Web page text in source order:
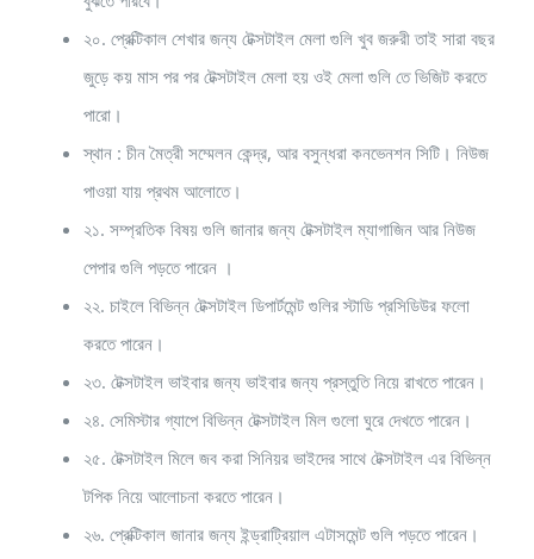
২০. প্রেক্টিকাল শেখার জন্য টেক্সটাইল মেলা গুলি খুব জরুরী তাই সারা বছর
জুড়ে কয় মাস পর পর টেক্সটাইল মেলা হয় ওই মেলা গুলি তে ভিজিট করতে
পারো।
স্থান : চীন মৈত্রী সম্মেলন কেন্দ্র, আর বসুন্ধরা কনভেনশন সিটি। নিউজ
পাওয়া যায় প্রথম আলোতে।
২১. সম্প্রতিক বিষয় গুলি জানার জন্য টেক্সটাইল ম্যাগাজিন আর নিউজ
পেপার গুলি পড়তে পারেন ।
২২. চাইলে বিভিন্ন টেক্সটাইল ডিপার্টমেন্ট গুলির স্টাডি প্রসিডিউর ফলো
করতে পারেন।
২৩. টেক্সটাইল ভাইবার জন্য ভাইবার জন্য প্রস্তুতি নিয়ে রাখতে পারেন।
২৪. সেমিস্টার গ্যাপে বিভিন্ন টেক্সটাইল মিল গুলো ঘুরে দেখতে পারেন।
২৫. টেক্সটাইল মিলে জব করা সিনিয়র ভাইদের সাথে টেক্সটাইল এর বিভিন্ন
টপিক নিয়ে আলোচনা করতে পারেন।
২৬. প্রেক্টিকাল জানার জন্য ইন্ড্রাট্রিয়াল এটাসমেন্ট গুলি পড়তে পারেন।